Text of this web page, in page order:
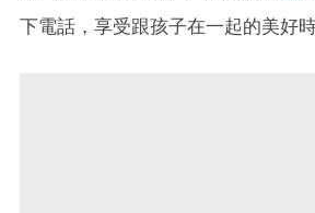
下電話，享受跟孩子在一起的美好